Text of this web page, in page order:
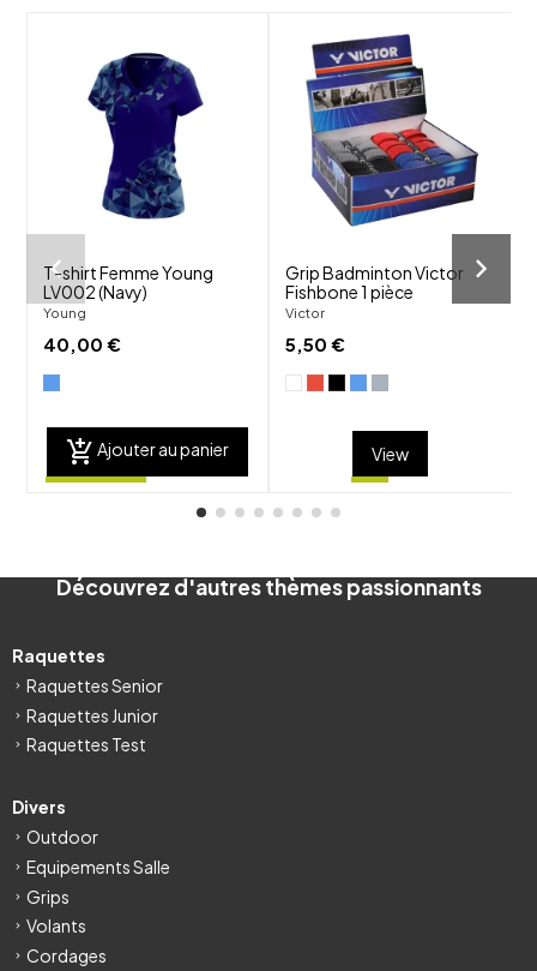
T-shirt Femme Young
LV002 (Navy)
Young
40,00 €
add_shopping_cart Ajouter au panier
visibility
Grip Badminton Victor
Fishbone 1 pièce
Victor
5,50 €
View
Découvrez d'autres thèmes passionnants
Raquettes
Raquettes Senior
Raquettes Junior
Raquettes Test
Divers
Outdoor
Equipements Salle
Grips
Volants
Cordages